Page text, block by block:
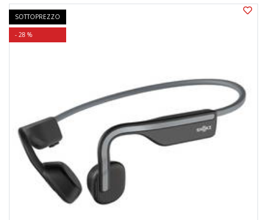
SOTTOPREZZO
- 28 %